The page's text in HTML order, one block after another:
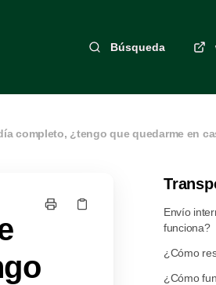
Búsqueda
completo, ¿tengo que quedarme en
Envío
funciona?
¿Cómo
¿Cómo